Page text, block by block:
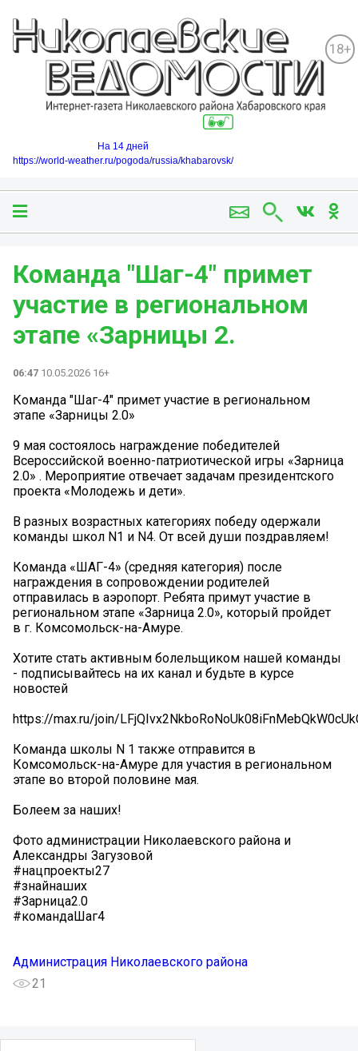
18+
На 14 дней
https://world-weather.ru/pogoda/russia/khabarovsk/
Команда "Шаг-4" примет
участие в региональном
этапе «Зарницы 2.
06:47 10.05.2026 16+
Команда "Шаг-4" примет участие в региональном
этапе «Зарницы 2.0»
9 мая состоялось награждение победителей
Всероссийской военно-патриотической игры «Зарница
2.0» . Мероприятие отвечает задачам президентского
проекта «Молодежь и дети».
В разных возрастных категориях победу одержали
команды школ N1 и N4. От всей души поздравляем!
Команда «ШАГ-4» (средняя категория) после
награждения в сопровождении родителей
отправилась в аэропорт. Ребята примут участие в
региональном этапе «Зарница 2.0», который пройдет
в г. Комсомольск-на-Амуре.
Хотите стать активным болельщиком нашей команды
- подписывайтесь на их канал и будьте в курсе
новостей
https://max.ru/join/
Команда школы N 1 также отправится в
Комсомольск-на-Амуре для участия в региональном
этапе во второй половине мая.
Болеем за наших!
Фото администрации Николаевского района и
Александры Загузовой
#нацпроекты27
#знайнаших
#Зарница2.0
#командаШаг4
Администрация Николаевского района
21